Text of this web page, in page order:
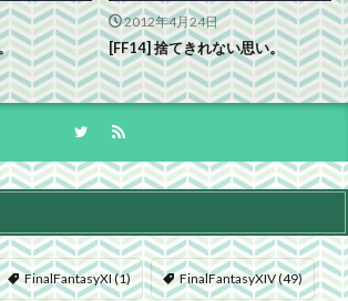
2012年4月24日
[FF14] 捨てきれない思い。
FinalFantasyXI(1) FinalFantasyXIV(49)